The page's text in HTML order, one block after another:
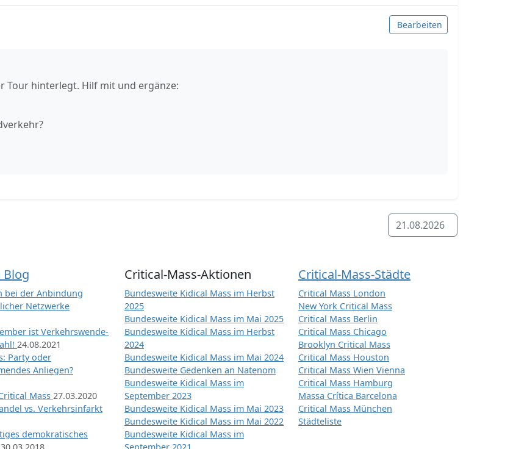
Bearbeiten
Tour hinterlegt. Hilf mit und ergänze:
21.08.2026
Blog
bei der Anbindung
Netzwerke
ist Verkehrswende-
24.08.2021
Party oder
Anliegen?
Mass 27.03.2020
vs. Verkehrsinfarkt
demokratisches
Critical-Mass-Aktionen
Bundesweite Kidical Mass im Herbst
2025
Bundesweite Kidical Mass im Mai 2025
Bundesweite Kidical Mass im Herbst
2024
Bundesweite Kidical Mass im Mai 2024
Bundesweite Gedenken an Natenom
Bundesweite Kidical Mass im
September 2023
Bundesweite Kidical Mass im Mai 2023
Bundesweite Kidical Mass im Mai 2022
Bundesweite Kidical Mass im
Critical-Mass-Städte
Critical Mass London
New York Critical Mass
Critical Mass Berlin
Critical Mass Chicago
Brooklyn Critical Mass
Critical Mass Houston
Critical Mass Wien Vienna
Critical Mass Hamburg
Massa Crítica Barcelona
Critical Mass München
Städteliste